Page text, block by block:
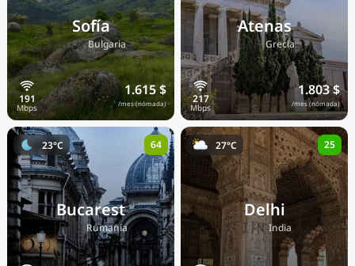
Sofía
🇧🇬Bulgaria
1.615 $
/mes (nómada)
Atenas
🇬🇷Grecia
1.803 $
/mes (nómada)
Bucarest
🇷🇴Rumanía
23°C 64
Delhi
🇮🇳India
27°C 25